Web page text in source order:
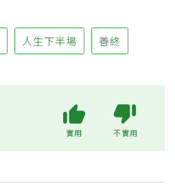
人生下半場 善終
實用 不實用